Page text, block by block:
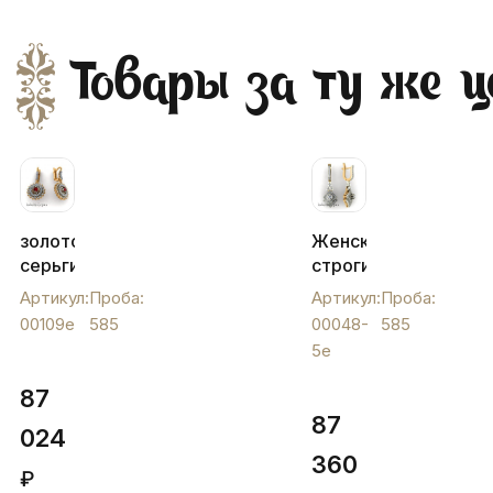
Товары за ту же
золотоые
серьги
с
дорожкой
фианитов
искусст.
гранатом,
00109e
Артикул:
00109e
Проба:
585
87
024
₽
Женские
строгие
золотые
серьги
с
фианитами,
Артикул:
00048-
5e
Проба:
585
87
360